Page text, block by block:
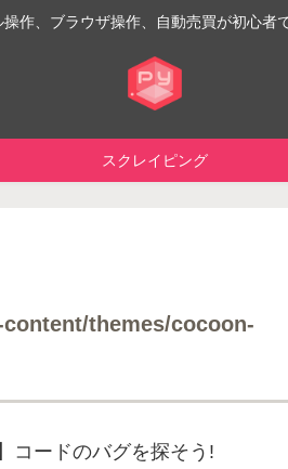
作、ブラウザ操作、自動売買が初心者
スクレイピング
themes/cocoon-
コードのバグを探そう!